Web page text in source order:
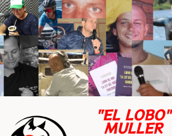
"EL LOBO"
MULLER